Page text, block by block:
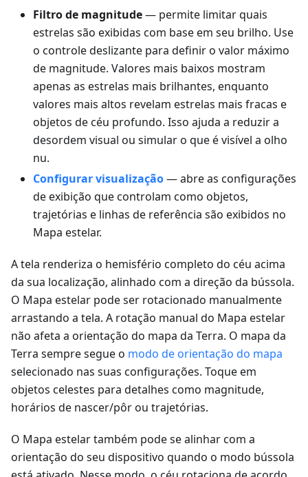
Filtro de magnitude— permite limitar quais
estrelas são exibidas com base em seu brilho. Use
o controle deslizante para definir o valor máximo
de magnitude. Valores mais baixos mostram
apenas as estrelas mais brilhantes, enquanto
valores mais altos revelam estrelas mais fracas e
objetos de céu profundo. Isso ajuda a reduzir a
desordem visual ou simular o que é visível a olho
nu.
Configurar visualização— abre as configurações
de exibição que controlam como objetos,
trajetórias e linhas de referência são exibidos no
Mapa estelar.
A tela renderiza o hemisfério completo do céu acima
da sua localização, alinhado com a direção da bússola.
O Mapa estelar pode ser rotacionado manualmente
arrastando a tela. A rotação manual do Mapa estelar
não afeta a orientação do mapa da Terra. O mapa da
Terra sempre segue o modo de orientação do mapa
selecionado nas suas configurações. Toque em
objetos celestes para detalhes como magnitude,
horários de nascer/pôr ou trajetórias.
O Mapa estelar também pode se alinhar com a
orientação do seu dispositivo quando o modo bússola